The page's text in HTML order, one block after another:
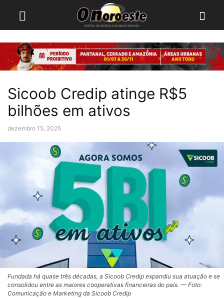
Sicoob Credip atinge R$5
bilhões em ativos
dezembro 15, 2025
Fundada há quase três décadas, a Sicoob Credip expandiu sua atuação e se
consolidou entre as maiores cooperativas financeiras do país. — Foto:
Comunicação e Marketing da Sicoob Credip